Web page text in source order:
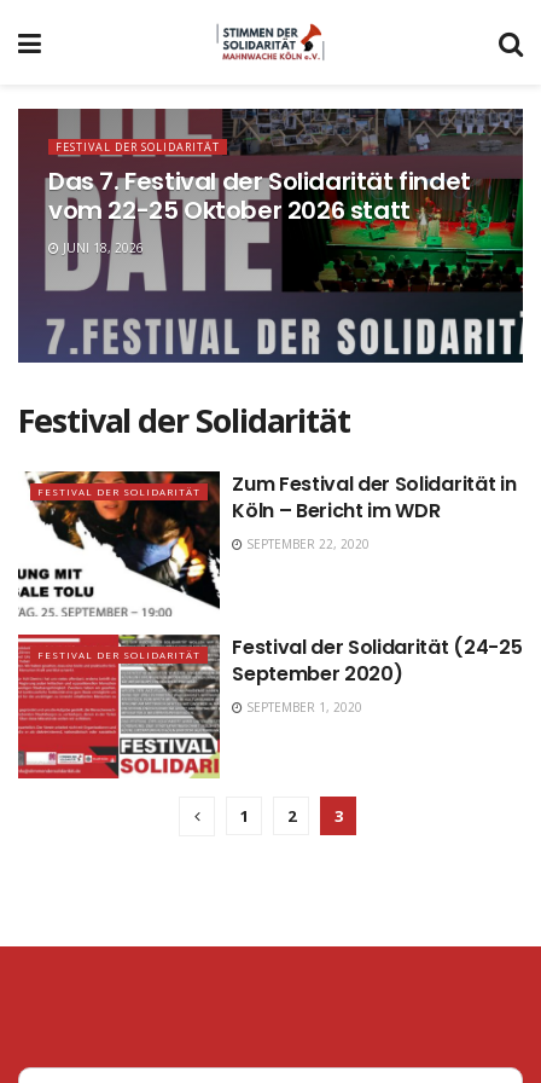
FESTIVAL DER SOLIDARITÄT
Das 7. Festival der Solidarität findet
vom 22-25 Oktober 2026 statt
JUNI 18, 2026
Festival der Solidarität
FESTIVAL DER SOLIDARITÄT
Zum Festival der Solidarität in
Köln – Bericht im WDR
SEPTEMBER 22, 2020
FESTIVAL DER SOLIDARITÄT
Festival der Solidarität (24-25
September 2020)
SEPTEMBER 1, 2020
1 2 3